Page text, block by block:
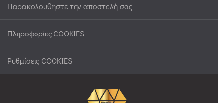
Παρακολουθήστε την αποστολή σας
Πληροφορίες COOKIES
Ρυθμίσεις COOKIES